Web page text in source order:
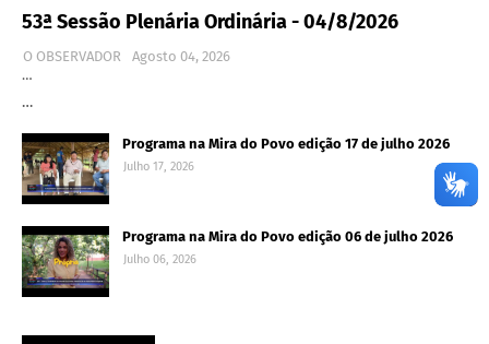
53ª Sessão Plenária Ordinária - 04/8/2026
O OBSERVADOR
Agosto 04, 2026
…
…
Programa na Mira do Povo edição 17 de julho 2026
Julho 17, 2026
Programa na Mira do Povo edição 06 de julho 2026
Julho 06, 2026